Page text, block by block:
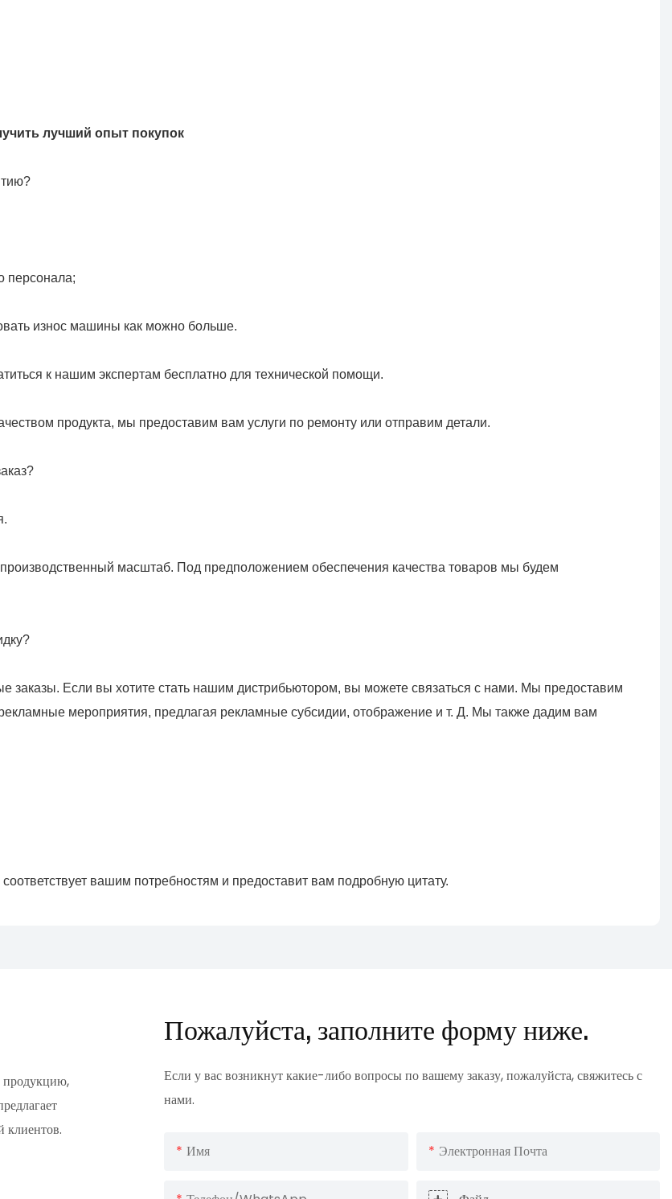
масштаб. Под предположением обеспечения качества товаров мы будем
Если вы хотите стать нашим дистрибьютором, вы можете связаться с нами. Мы предоставим
мероприятия, предлагая рекламные субсидии, отображение и т. Д. Мы также дадим вам
продукцию,
клиентов.
Пожалуйста, заполните форму ниже.
Если у вас возникнут какие-либо вопросы по вашему заказу, пожалуйста, свяжитесь с
нами.
Имя Электронная Почта